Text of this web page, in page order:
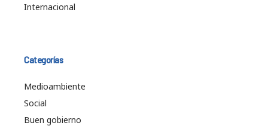
Internacional
Categorías
Medioambiente
Social
Buen gobierno